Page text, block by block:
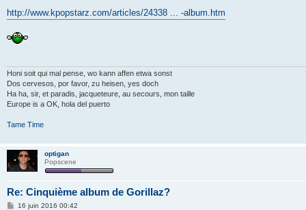
http://www.kpopstarz.com/articles/24338 ... -album.htm
Honi soit qui mal pense, wo kann affen etwa sonst
Dos cervesos, por favor, zu heisen, yes doch
Ha ha, sir, et paradis, jacqueteure, au secours, mon taille
Europe is a OK, hola del puerto
Tame Time
optigan
Popscene
Re: Cinquième album de Gorillaz?
M16 juin 2016 00:42